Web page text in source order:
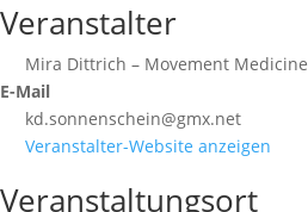
Veranstalter
Mira Dittrich – Movement Medicine
E-Mail
kd.sonnenschein@gmx.net
Veranstalter-Website anzeigen
Veranstaltungsort